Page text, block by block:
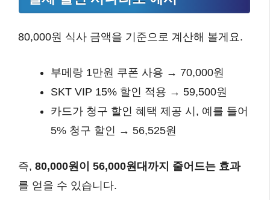
80,000원 식사 금액을 기준으로 계산해 볼게요.
부메랑 1만원 쿠폰 사용 → 70,000원
SKT VIP 15% 할인 적용 → 59,500원
카드가 청구 할인 혜택 제공 시, 예를 들어
5% 청구 할인 → 56,525원
즉, 80,000원이 56,000원대까지 줄어드는 효과
를 얻을 수 있습니다.